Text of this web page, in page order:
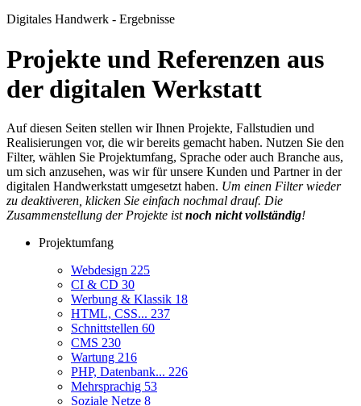
Digitales Handwerk - Ergebnisse
Projekte und Referenzen aus
der digitalen Werkstatt
Auf diesen Seiten stellen wir Ihnen Projekte, Fallstudien und
Realisierungen vor, die wir bereits gemacht haben. Nutzen Sie den
Filter, wählen Sie Projektumfang, Sprache oder auch Branche aus,
um sich anzusehen, was wir für unsere Kunden und Partner in der
digitalen Handwerkstatt umgesetzt haben. Um einen Filter wieder
zu deaktiveren, klicken Sie einfach nochmal drauf. Die
Zusammenstellung der Projekte istnoch nicht vollständig!
Projektumfang
Webdesign 225
CI & CD 30
Werbung & Klassik 18
HTML, CSS... 237
Schnittstellen 60
CMS 230
Wartung 216
PHP, Datenbank... 226
Mehrsprachig 53
Soziale Netze 8